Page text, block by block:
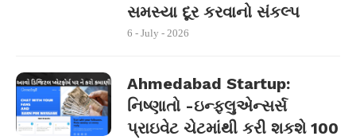
સમસ્યા દૂર કરવાનો સંકલ્પ
6 - July - 2026
Ahmedabad Startup:
નિષ્ણાતો -ઇન્ફ્લુએન્સર્સ
પ્રાઇવેટ ચેટમાંથી કરી શકશે 100